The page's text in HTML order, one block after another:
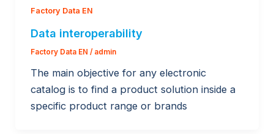
Factory Data EN
Data interoperability
Factory Data EN / admin
The main objective for any electronic
catalog is to find a product solution inside a
specific product range or brands